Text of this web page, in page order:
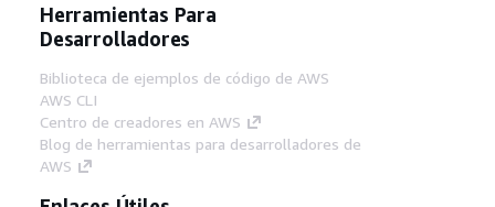
Herramientas Para
Desarrolladores
Biblioteca de ejemplos de código de AWS
AWS CLI
Centro de creadores en AWS
Blog de herramientas para desarrolladores de
AWS